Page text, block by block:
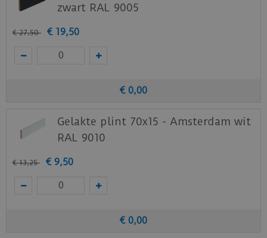
zwart RAL 9005
€ 27,50 € 19,50
€ 0,00
Gelakte plint 70x15 - Amsterdam wit
RAL 9010
€ 13,25 € 9,50
€ 0,00